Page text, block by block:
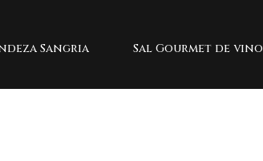
Sangria Sal Gourmet de vino